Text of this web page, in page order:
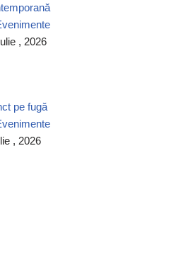
, 2026
pe fugă
, 2026